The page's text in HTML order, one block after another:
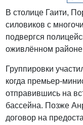
В столице Гаити,
силовиков с
подвергся
оживлённом
Группировки
когда премьер-
отправившись на
бассейна. Позже
договор на